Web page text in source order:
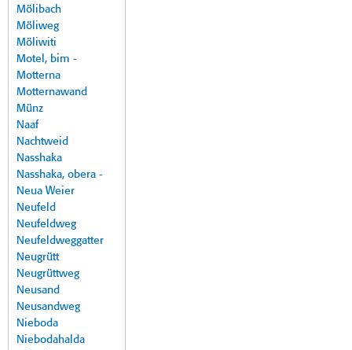
Mölibach
Möliweg
Möliwiti
Motel, bim -
Motterna
Motternawand
Münz
Naaf
Nachtweid
Nasshaka
Nasshaka, obera -
Neua Weier
Neufeld
Neufeldweg
Neufeldweggatter
Neugrütt
Neugrüttweg
Neusand
Neusandweg
Nieboda
Niebodahalda